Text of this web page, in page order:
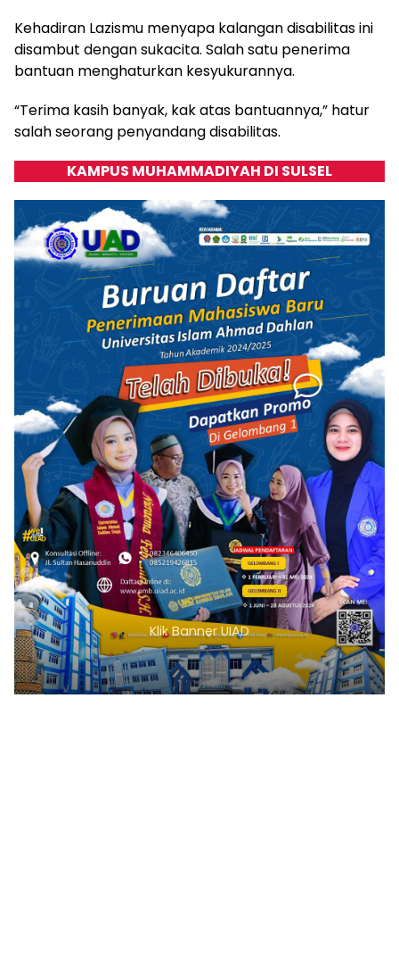
Kehadiran Lazismu menyapa kalangan disabilitas ini
disambut dengan sukacita. Salah satu penerima
bantuan menghaturkan kesyukurannya.
“Terima kasih banyak, kak atas bantuannya,” hatur
salah seorang penyandang disabilitas.
KAMPUS MUHAMMADIYAH DI SULSEL